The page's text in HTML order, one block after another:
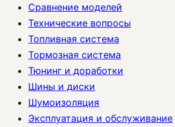
Сравнение моделей
Технические вопросы
Топливная система
Тормозная система
Тюнинг и доработки
Шины и диски
Шумоизоляция
Эксплуатация и обслуживание